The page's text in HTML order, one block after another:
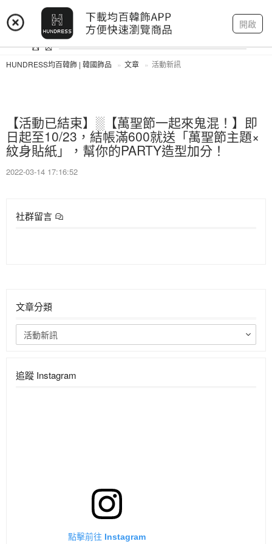
開啟
登入 註冊 我的帳戶
HUNDRESS均百韓飾 | 韓國飾品 文章 活動新訊
【活動已結束】░【萬聖節一起來鬼混！】即
日起至10/23，結帳滿600就送「萬聖節主題×
紋身貼紙」，幫你的PARTY造型加分！
2022-03-14 17:16:52
社群留言
文章分類
活動新訊
追蹤 Instagram
點擊前往 Instagram